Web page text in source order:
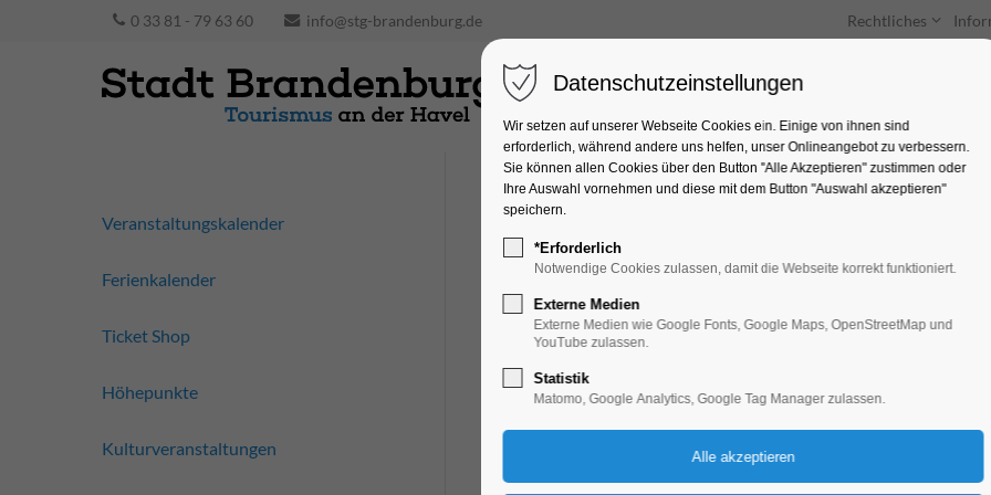
0 33 81 - 79 63 60 info@stg-brandenburg.de Rechtliches
Unterkünfte Entdecken & Erleben
Adventszeit der
Kinder, Jugend, Mitmach-Aktion,
06.12.2025, 15:00–17:00
Veranstaltungskalender
Ferienkalender
Ticket Shop
Höhepunkte
Kulturveranstaltungen
Datenschutzeinstellungen
Wir setzen auf unserer Webseite Cookies ein. Einige von ihnen sind
erforderlich, während andere uns helfen, unser Onlineangebot zu verbessern.
Sie können allen Cookies über den Button "Alle Akzeptieren" zustimmen oder
Ihre Auswahl vornehmen und diese mit dem Button "Auswahl akzeptieren"
speichern.
*Erforderlich
Notwendige Cookies zulassen, damit die Webseite korrekt funktioniert.
Externe Medien
Externe Medien wie Google Fonts, Google Maps, OpenStreetMap und
YouTube zulassen.
Statistik
Matomo, Google Analytics, Google Tag Manager zulassen.